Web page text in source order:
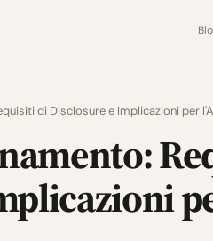
di Disclosure e Implicazioni per